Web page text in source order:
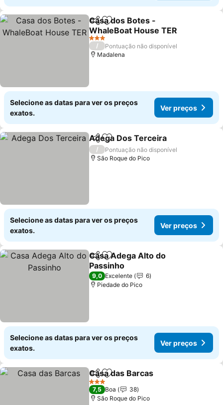
PartilharAdicionar aos favoritos
Casa dos Botes -
WhaleBoat House TER
Ver preços
3 Estrelas
/
Pontuação não disponível
Madalena
Selecione as datas para ver os preços
exatos.
Ver preços
PartilharAdicionar aos favoritos
Adega Dos Terceira
/
Pontuação não disponível
São Roque do Pico
Selecione as datas para ver os preços
exatos.
Ver preços
PartilharAdicionar aos favoritos
Casa Adega Alto do
Passinho
Ver preços
9,0 Excelente
6
Piedade do Pico
Selecione as datas para ver os preços
exatos.
Ver preços
PartilharAdicionar aos favoritos
Casa das Barcas
3 Estrelas
7,5 Boa
38
São Roque do Pico